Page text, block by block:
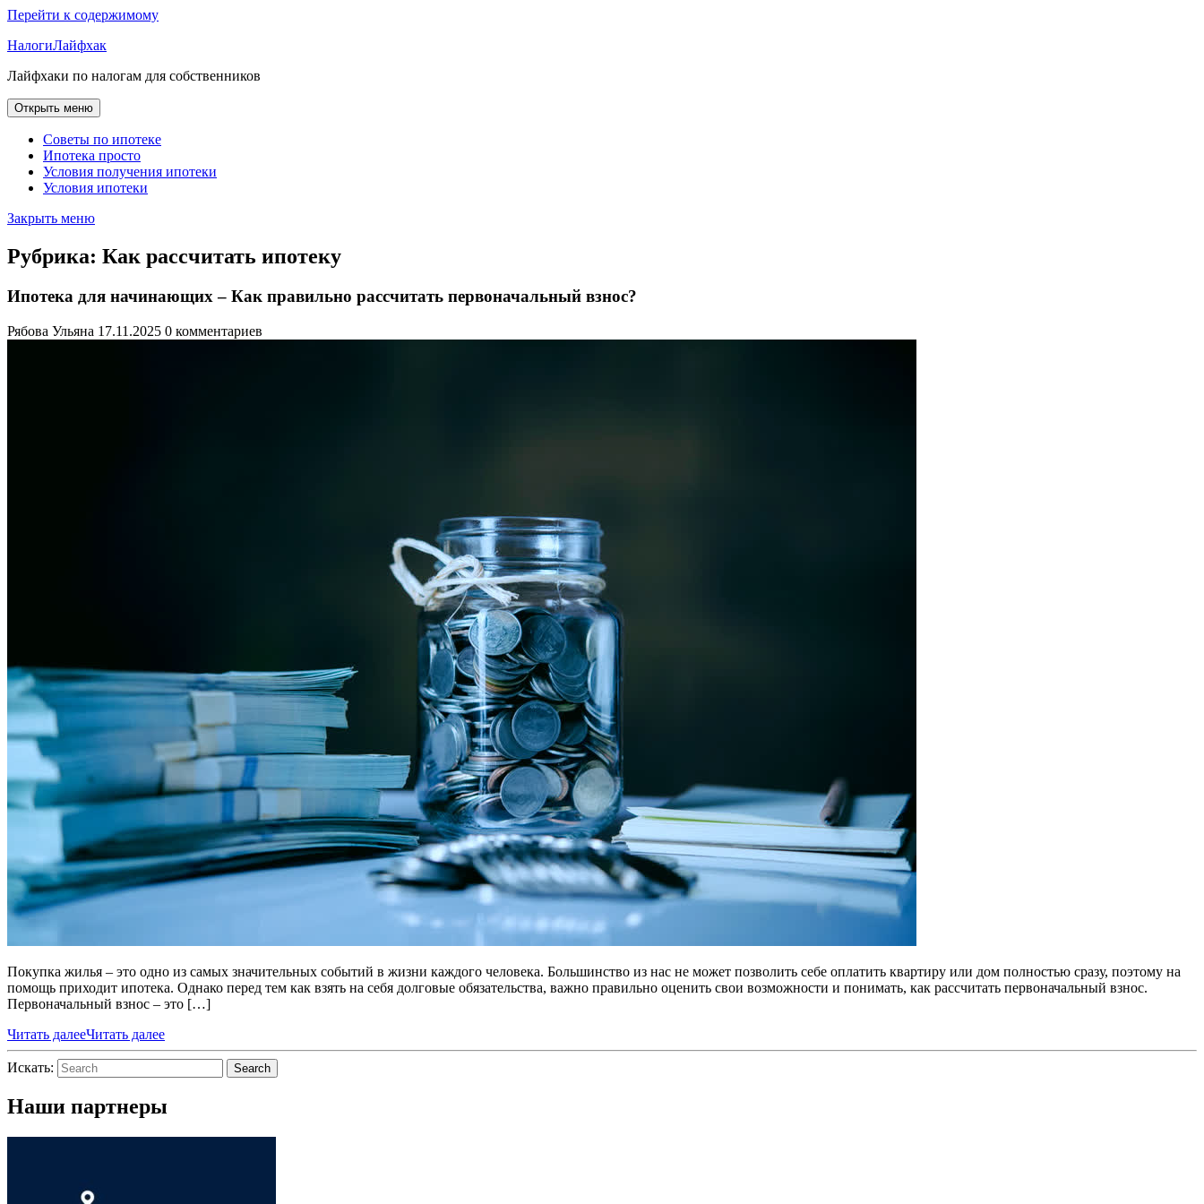
Перейти к содержимому
НалогиЛайфхак
Лайфхаки по налогам для собственников
Открыть меню
Советы по ипотеке
Ипотека просто
Условия получения ипотеки
Условия ипотеки
Закрыть меню
Рубрика: Как рассчитать ипотеку
Ипотека для начинающих – Как правильно рассчитать первоначальный взнос?
Рябова Ульяна 17.11.2025 0 комментариев
Покупка жилья – это одно из самых значительных событий в жизни каждого человека. Большинство из нас не может позволить себе оплатить квартиру или дом полностью сразу, поэтому на
помощь приходит ипотека. Однако перед тем как взять на себя долговые обязательства, важно правильно оценить свои возможности и понимать, как рассчитать первоначальный взнос.
Первоначальный взнос – это […]
Читать далееЧитать далее
Искать: Search
Наши партнеры